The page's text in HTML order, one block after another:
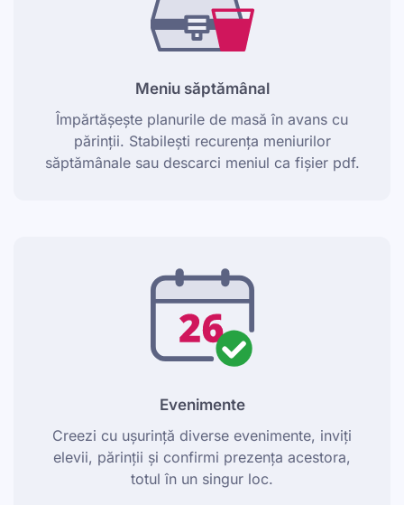
Meniu săptămânal
Împărtășește planurile de masă în avans cu
părinții. Stabilești recurența meniurilor
săptămânale sau descarci meniul ca fișier pdf.
Evenimente
Creezi cu ușurință diverse evenimente, inviți
elevii, părinții și confirmi prezența acestora,
totul în un singur loc.